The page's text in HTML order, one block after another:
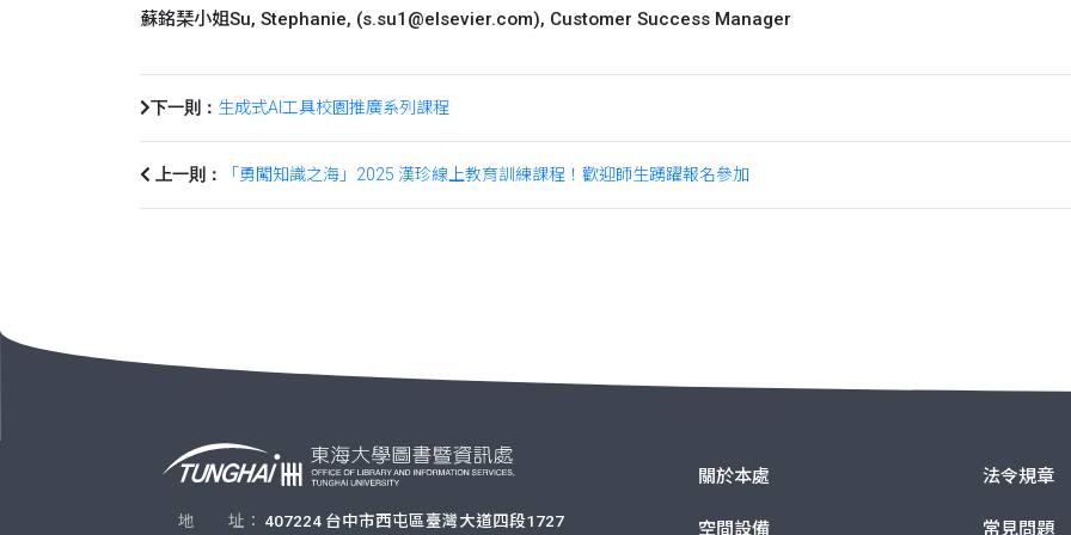
蘇銘琹小姐Su, Stephanie, (s.su1@elsevier.com), Customer Success Manager
下一則： 生成式AI工具校園推廣系列課程
上一則： 「勇闖知識之海」2025 漢珍線上教育訓練課程！歡迎師生踴躍報名參加
地 址： 407224 台中市西屯區臺灣大道四段1727
關於本處
空間設備
法令規章
常見問題